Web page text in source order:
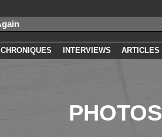
CHRONIQUES INTERVIEWS ARTICLES
PHOTOS